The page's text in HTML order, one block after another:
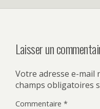
Laisser un
Votre adresse e-mail
champs obligatoires
Commentaire *